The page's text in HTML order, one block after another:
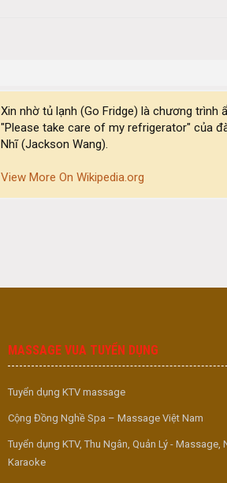
Xin nhờ tủ lạnh (Go Fridge) là chương
"Please take care of my refrigerator" của
Nhĩ (Jackson Wang).
View More On Wikipedia.org
MASSAGE VUA TUYỂN DỤNG
Tuyển dụng KTV massage
Cộng Đồng Nghề Spa – Massage Việt Nam
Tuyển dụng KTV, Thu Ngân, Quản Lý - Massage,
Karaoke